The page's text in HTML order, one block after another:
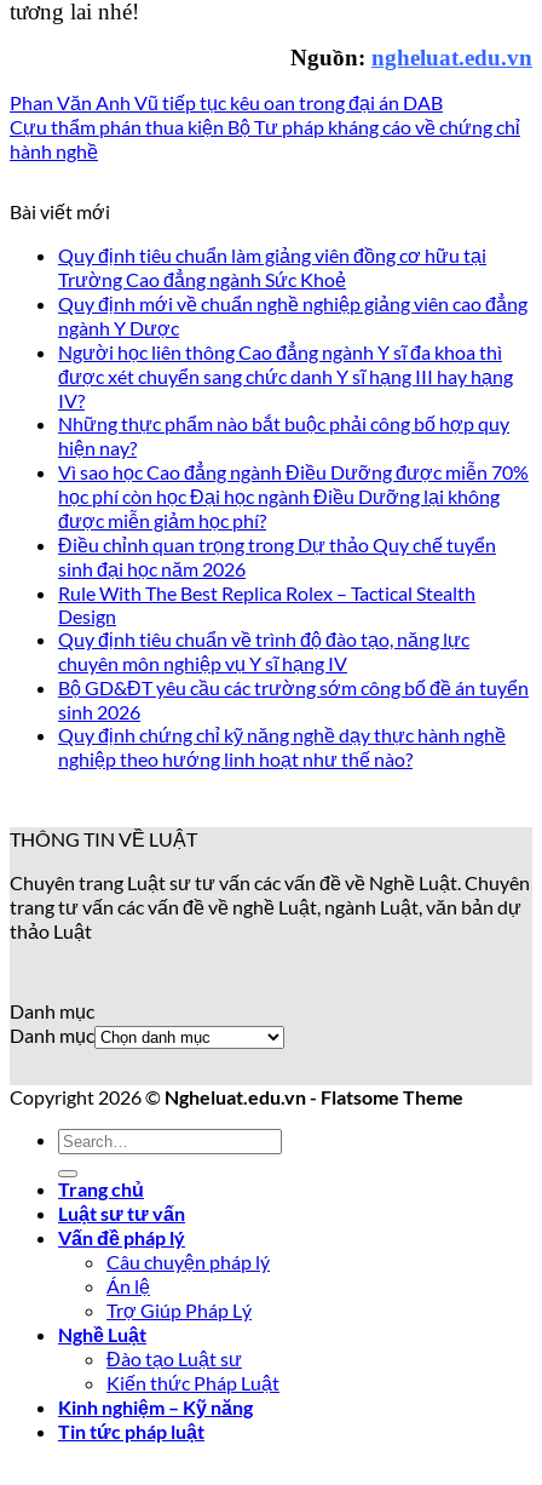
tương lai nhé!
Nguồn: ngheluat.edu.vn
Phan Văn Anh Vũ tiếp tục kêu oan trong đại án DAB
Cựu thẩm phán thua kiện Bộ Tư pháp kháng cáo về chứng chỉ
hành nghề
Bài viết mới
Quy định tiêu chuẩn làm giảng viên đồng cơ hữu tại
Trường Cao đẳng ngành Sức Khoẻ
Quy định mới về chuẩn nghề nghiệp giảng viên cao đẳng
ngành Y Dược
Người học liên thông Cao đẳng ngành Y sĩ đa khoa thì
được xét chuyển sang chức danh Y sĩ hạng III hay hạng
IV?
Những thực phẩm nào bắt buộc phải công bố hợp quy
hiện nay?
Vì sao học Cao đẳng ngành Điều Dưỡng được miễn 70%
học phí còn học Đại học ngành Điều Dưỡng lại không
được miễn giảm học phí?
Điều chỉnh quan trọng trong Dự thảo Quy chế tuyển
sinh đại học năm 2026
Rule With The Best Replica Rolex – Tactical Stealth
Design
Quy định tiêu chuẩn về trình độ đào tạo, năng lực
chuyên môn nghiệp vụ Y sĩ hạng IV
Bộ GD&ĐT yêu cầu các trường sớm công bố đề án tuyển
sinh 2026
Quy định chứng chỉ kỹ năng nghề dạy thực hành nghề
nghiệp theo hướng linh hoạt như thế nào?
THÔNG TIN VỀ LUẬT
Chuyên trang Luật sư tư vấn các vấn đề về Nghề Luật. Chuyên
trang tư vấn các vấn đề về nghề Luật, ngành Luật, văn bản dự
thảo Luật
Danh mục
Danh mục
Copyright 2026 © Ngheluat.edu.vn - Flatsome Theme
Trang chủ
Luật sư tư vấn
Vấn đề pháp lý
Câu chuyện pháp lý
Án lệ
Trợ Giúp Pháp Lý
Nghề Luật
Đào tạo Luật sư
Kiến thức Pháp Luật
Kinh nghiệm – Kỹ năng
Tin tức pháp luật